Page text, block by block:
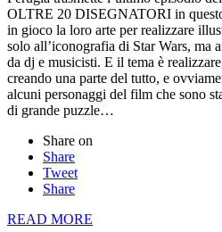
OLTRE 20 DISEGNATORI in
in gioco la loro arte per realizzare
solo all’iconografia di Star Wars, ma
da dj e musicisti. E il tema è
creando una parte del tutto, e
alcuni personaggi del film che sono
di grande puzzle…
Share on
Share
Tweet
Share
READ MORE